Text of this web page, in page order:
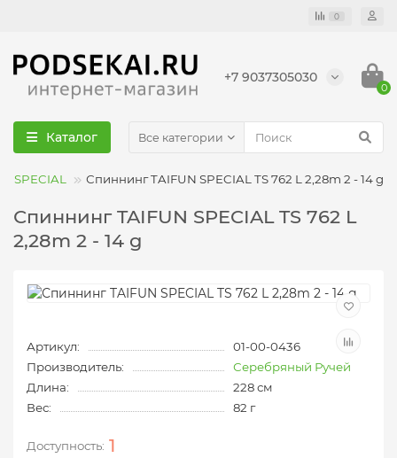
0
+7 9037305030
0
Каталог Все категории
SPECIAL Спиннинг TAIFUN SPECIAL TS 762 L 2,28m 2 - 14 g
Спиннинг TAIFUN SPECIAL TS 762 L
2,28m 2 - 14 g
Артикул:
01-00-0436
Производитель:
Серебряный Ручей
Длина:
228 см
Вес:
82 г
1